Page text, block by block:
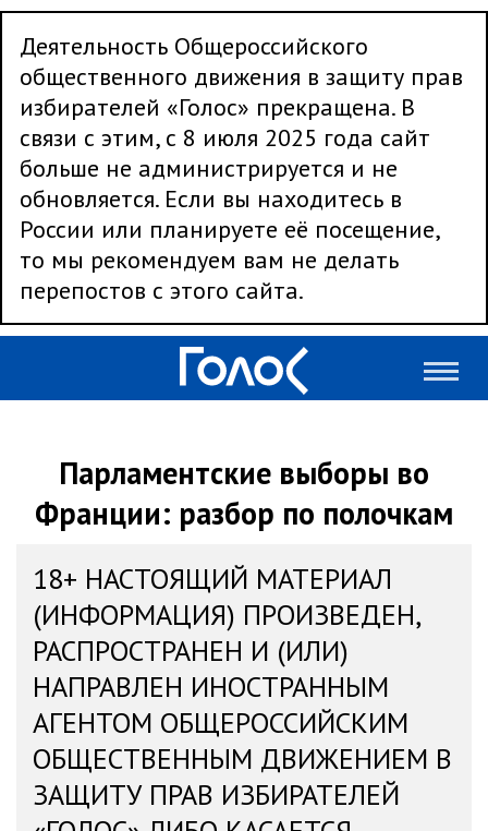
Деятельность Общероссийского
общественного движения в защиту прав
избирателей «Голос» прекращена. В
связи с этим, с 8 июля 2025 года сайт
больше не администрируется и не
обновляется. Если вы находитесь в
России или планируете её посещение,
то мы рекомендуем вам не делать
перепостов с этого сайта.
Парламентские выборы во
Франции: разбор по полочкам
18+ НАСТОЯЩИЙ МАТЕРИАЛ
(ИНФОРМАЦИЯ) ПРОИЗВЕДЕН,
РАСПРОСТРАНЕН И (ИЛИ)
НАПРАВЛЕН ИНОСТРАННЫМ
АГЕНТОМ ОБЩЕРОССИЙСКИМ
ОБЩЕСТВЕННЫМ ДВИЖЕНИЕМ В
ЗАЩИТУ ПРАВ ИЗБИРАТЕЛЕЙ